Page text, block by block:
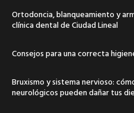
Ortodoncia, blanqueamiento y
clínica dental de Ciudad Lineal
Consejos para una correcta
Bruxismo y sistema nervioso:
neurológicos pueden dañar tus